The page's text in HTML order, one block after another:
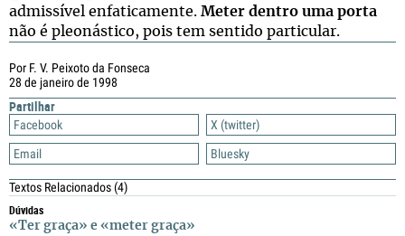
Por F. V. Peixoto da Fonseca
28 de janeiro de 1998
Partilhar
Facebook
X (twitter)
Email
Bluesky
Textos Relacionados(4)
Dúvidas
«Ter graça» e «meter graça»
admissível enfaticamente. Meter dentro uma porta
não é pleonástico, pois tem sentido particular.